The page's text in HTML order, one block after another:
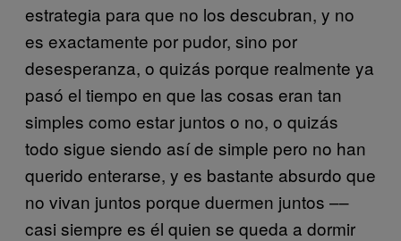
estrategia para que no los descubran, y no
es exactamente por pudor, sino por
desesperanza, o quizás porque realmente ya
pasó el tiempo en que las cosas eran tan
simples como estar juntos o no, o quizás
todo sigue siendo así de simple pero no han
querido enterarse, y es bastante absurdo que
no vivan juntos porque duermen juntos ––
casi siempre es él quien se queda a dormir